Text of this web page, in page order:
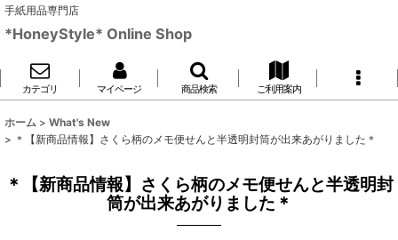
手紙用品専門店
*HoneyStyle* Online Shop
カテゴリ マイページ 商品検索 ご利用案内
ホーム > What's New
> ＊【新商品情報】さくら柄のメモ便せんと半透明封筒が出来あがりました＊
＊【新商品情報】さくら柄のメモ便せんと半透明封
筒が出来あがりました＊